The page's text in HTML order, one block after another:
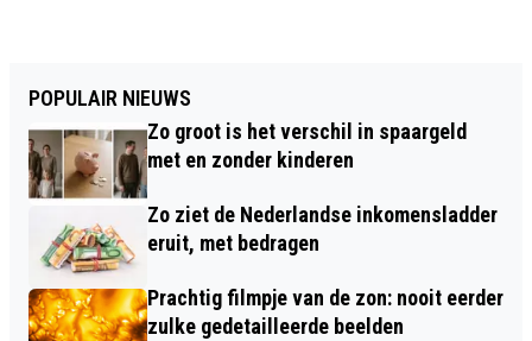
POPULAIR NIEUWS
Zo groot is het verschil in spaargeld
met en zonder kinderen
Zo ziet de Nederlandse inkomensladder
eruit, met bedragen
Prachtig filmpje van de zon: nooit eerder
zulke gedetailleerde beelden